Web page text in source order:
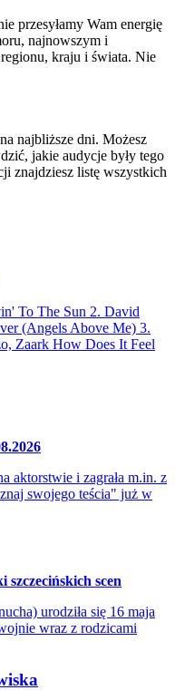
przesyłamy Wam energię
najnowszym i
kraju i świata. Nie
najbliższe dni. Możesz
jakie audycje były tego
znajdziesz listę wszystkich
To The Sun 2. David
(Angels Above Me) 3.
Zaark How Does It Feel
aktorstwie i zagrała m.in. z
swojego teścia" już w
scen
urodziła się 16 maja
wraz z rodzicami